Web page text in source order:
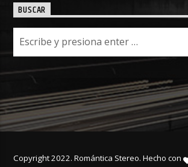
BUSCAR
Copyright 2022. Romántica Stereo. Hecho con